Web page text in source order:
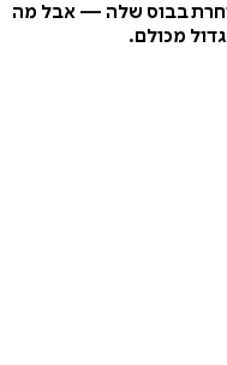
בבוס שלה — אבל מה
מכולם.